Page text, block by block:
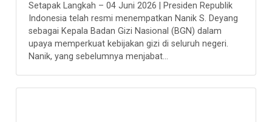
Setapak Langkah – 04 Juni 2026 | Presiden Republik
Indonesia telah resmi menempatkan Nanik S. Deyang
sebagai Kepala Badan Gizi Nasional (BGN) dalam
upaya memperkuat kebijakan gizi di seluruh negeri.
Nanik, yang sebelumnya menjabat...